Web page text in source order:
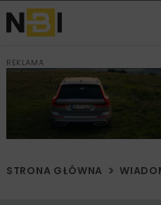
REKLAMA
STRONA GŁÓWNA